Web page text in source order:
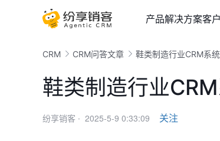
产品解决方案客
CRM CRM问答文章 鞋类制造行业CRM系
鞋类制造行业
纷享销客 · 2025-5-9 0:33:09 关注